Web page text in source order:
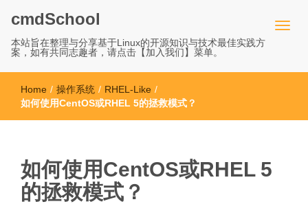
cmdSchool
本站旨在整理与分享基于Linux的开源知识与技术最佳实践方
案，如有共同志趣者，请点击【加入我们】菜单。
Home / 操作系统 / RHEL-Like /
如何使用CentOS或RHEL 5的拯救模式？
如何使用CentOS或RHEL 5
的拯救模式？